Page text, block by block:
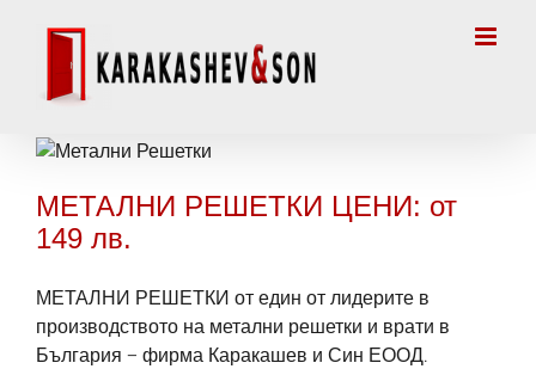
МЕТАЛНИ РЕШЕТКИ ЦЕНИ: от
149 лв.
МЕТАЛНИ РЕШЕТКИ от един от лидерите в
производството на метални решетки и врати в
България – фирма Каракашев и Син ЕООД.